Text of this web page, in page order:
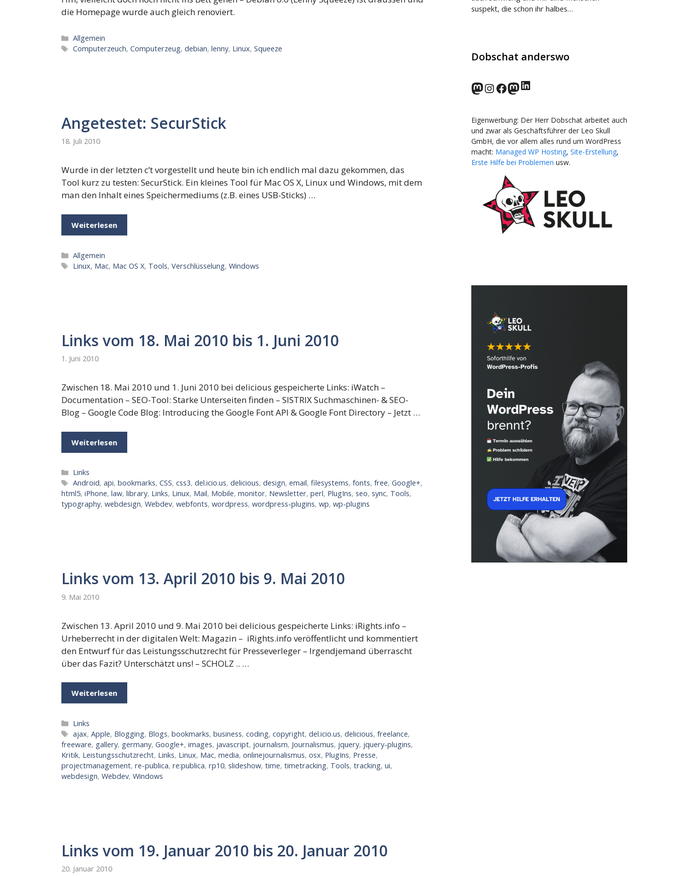
die Homepage wurde auch gleich renoviert.
Kategorien
Allgemein
Schlagwörter
Computerzeuch,Computerzeug,debian,lenny, Linux,Squeeze
Angetestet: SecurStick
18. Juli 2010
Wurde in der letzten c’t vorgestellt und heute bin ich endlich mal dazu gekommen, das
Tool kurz zu testen: SecurStick. Ein kleines Tool für Mac OS X, Linux und Windows, mit dem
man den Inhalt eines Speichermediums (z.B. eines USB-Sticks) …
Weiterlesen
Kategorien
Allgemein
Schlagwörter
Linux, Mac, Mac OS X, Tools,Verschlüsselung,Windows
Links vom 18. Mai 2010 bis 1. Juni 2010
1. Juni 2010
Zwischen 18. Mai 2010 und 1. Juni 2010 bei delicious gespeicherte Links: iWatch –
Documentation – SEO-Tool: Starke Unterseiten finden – SISTRIX Suchmaschinen- & SEO-
Blog – Google Code Blog: Introducing the Google Font API & Google Font Directory – Jetzt …
Weiterlesen
Kategorien
Links
Schlagwörter
Android,api,bookmarks,CSS,css3,del.icio.us,delicious,design,email,filesystems,fonts,free,Google+,
html5, iPhone, law, library, Links, Linux, Mail, Mobile, monitor, Newsletter, perl, PlugIns, seo, sync, Tools,
typography, webdesign, Webdev, webfonts, wordpress, wordpress-plugins, wp, wp-plugins
Links vom 13. April 2010 bis 9. Mai 2010
9. Mai 2010
Zwischen 13. April 2010 und 9. Mai 2010 bei delicious gespeicherte Links: iRights.info –
Urheberrecht in der digitalen Welt: Magazin – iRights.info veröffentlicht und kommentiert
den Entwurf für das Leistungsschutzrecht für Presseverleger – Irgendjemand überrascht
über das Fazit? Unterschätzt uns! – SCHOLZ .. …
Weiterlesen
Kategorien
Links
Schlagwörter
ajax,Apple, Blogging, Blogs,bookmarks,business,coding,copyright,del.icio.us,delicious,freelance,
freeware, gallery, germany, Google+, images, javascript, journalism, Journalismus, jquery, jquery-plugins,
Kritik, Leistungsschutzrecht, Links, Linux, Mac, media, onlinejournalismus, osx, PlugIns, Presse,
projectmanagement, re-publica, re:publica, rp10, slideshow, time, timetracking, Tools, tracking, ui,
webdesign, Webdev, Windows
Links vom 19. Januar 2010 bis 20. Januar 2010
20. Januar 2010
suspekt, die schon ihr halbes…
Dobschat anderswo
norden.social
Instagram
Facebook
wp-punks.social
LinkedIn
Eigenwerbung: Der Herr Dobschat arbeitet auch
und zwar als Geschäftsführer der Leo Skull
GmbH, die vor allem alles rund um WordPress
macht: Managed WP Hosting, Site-Erstellung,
Erste Hilfe bei Problemen usw.